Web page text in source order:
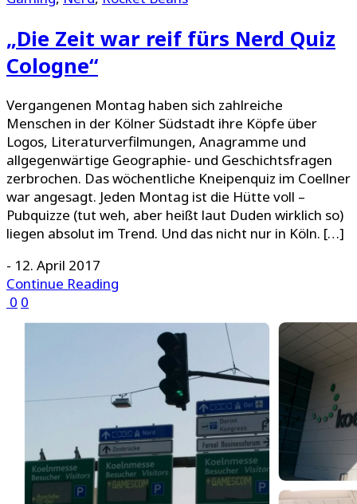
„Die Zeit war reif fürs Nerd Quiz
Cologne“
Vergangenen Montag haben sich zahlreiche
Menschen in der Kölner Südstadt ihre Köpfe über
Logos, Literaturverfilmungen, Anagramme und
allgegenwärtige Geographie- und Geschichtsfragen
zerbrochen. Das wöchentliche Kneipenquiz im Coellner
war angesagt. Jeden Montag ist die Hütte voll –
Pubquizze (tut weh, aber heißt laut Duden wirklich so)
liegen absolut im Trend. Und das nicht nur in Köln. […]
- 12. April 2017
Continue Reading
0 0